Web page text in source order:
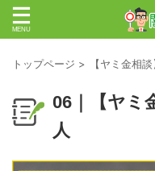
トップページ > 【ヤミ金相
06｜【ヤミ
人